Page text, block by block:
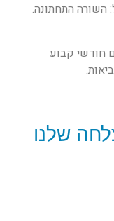
השורה התחתונה.
חודשי קבוע
שלנו